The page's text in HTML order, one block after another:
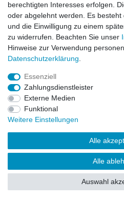
Barrierefreiheitserklärung
Vertrag widerrufen
© Copyright 2026 | Alle
berechtigten Interesses erfolgen.
oder abgelehnt werden. Es
und die Einwilligung zu einem
zu widerrufen. Beachten Sie unser
Hinweise zur Verwendung
Daten­schutz­erklärung
Essenziell
Zahlungsdienstleister
Externe Medien
Funktional
Weitere Einstellungen
Alle
Alle
Auswahl